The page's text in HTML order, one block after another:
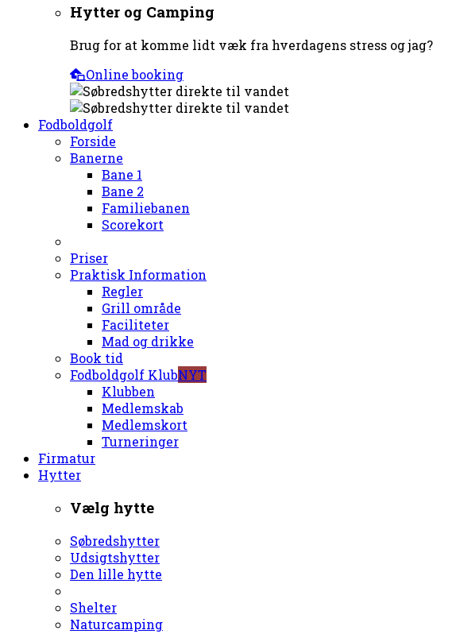
Hytter og Camping
Brug for at komme lidt væk fra hverdagens stress og jag?
Online booking
Fodboldgolf
Forside
Banerne
Bane 1
Bane 2
Familiebanen
Scorekort
Priser
Praktisk Information
Regler
Grill område
Faciliteter
Mad og drikke
Book tid
Fodboldgolf KlubNYT
Klubben
Medlemskab
Medlemskort
Turneringer
Firmatur
Hytter
Vælg hytte
Søbredshytter
Udsigtshytter
Den lille hytte
Shelter
Naturcamping